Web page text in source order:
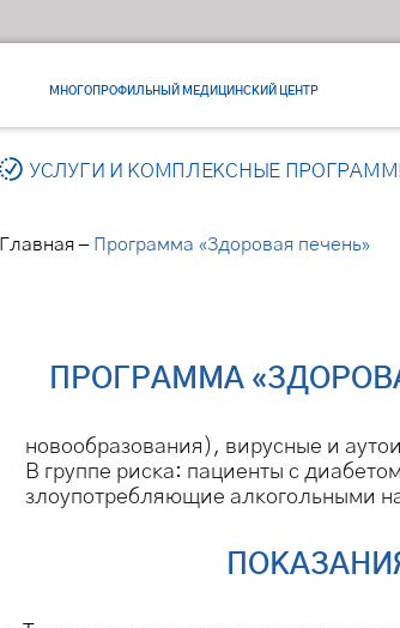
МНОГОПРОФИЛЬНЫЙ МЕДИЦИНСКИЙ ЦЕНТР
УСЛУГИ И КОМПЛЕКСНЫЕ
Главная –Программа «Здоровая печень»
ПРОГРАММА
новообразования), вирусные и
В группе риска: пациенты с
злоупотребляющие алкогольными